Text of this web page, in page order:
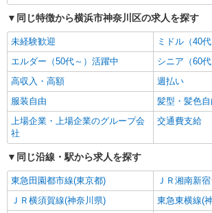
同じ特徴から横浜市神奈川区の求人を探す
未経験歓迎
ミドル（40
エルダー（50代～）活躍中
シニア（60
高収入・高額
週払い
服装自由
髪型・髪色自
上場企業・上場企業のグループ会
社
交通費支給
同じ沿線・駅から求人を探す
東急田園都市線(東京都)
ＪＲ湘南新
ＪＲ横須賀線(神奈川県)
東急東横線(